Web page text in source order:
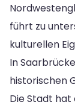
führt zu
kulturellen
In
historischen
Die Stadt